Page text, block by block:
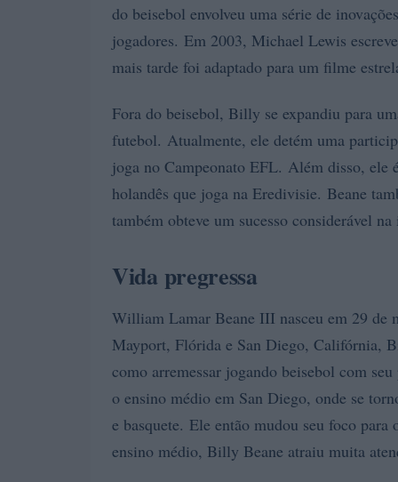
do beisebol envolveu uma série de
jogadores. Em 2003, Michael Lewis
mais tarde foi adaptado para um filme
Fora do beisebol, Billy se expandiu para
futebol. Atualmente, ele detém uma
joga no Campeonato EFL. Além disso,
holandês que joga na Eredivisie. Beane
também obteve um sucesso considerável
Vida pregressa
William Lamar Beane III nasceu em 29 de
Mayport, Flórida e San Diego, Califórnia,
como arremessar jogando beisebol com
o ensino médio em San Diego, onde se
e basquete. Ele então mudou seu foco
ensino médio, Billy Beane atraiu muita